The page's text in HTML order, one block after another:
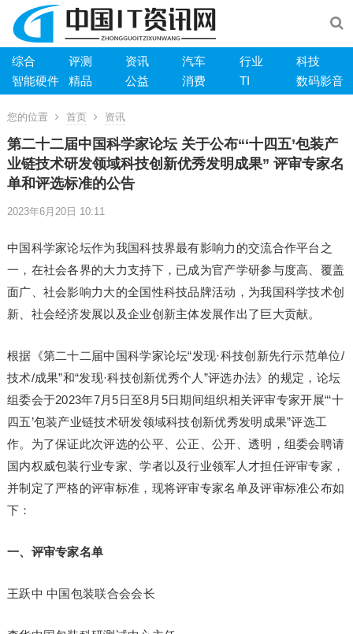
综合 评测 资讯 汽车 行业
科技
智能硬件
精品 公益 消费 TI 数码影音
您的位置 首页 资讯
第二十二届中国科学家论坛 关于公布“‘十四五’包装产
业链技术研发领域科技创新优秀发明成果” 评审专家名
单和评选标准的公告
2023年6月20日 10:11
中国科学家论坛作为我国科技界最有影响力的交流合作平台之
一，在社会各界的大力支持下，已成为官产学研参与度高、覆盖
面广、社会影响力大的全国性科技品牌活动，为我国科学技术创
新、社会经济发展以及企业创新主体发展作出了巨大贡献。
根据《第二十二届中国科学家论坛“发现·科技创新先行示范单位/
技术/成果”和“发现·科技创新优秀个人”评选办法》的规定，论坛
组委会于2023年7月5日至8月5日期间组织相关评审专家开展“‘十
四五’包装产业链技术研发领域科技创新优秀发明成果”评选工
作。为了保证此次评选的公平、公正、公开、透明，组委会聘请
国内权威包装行业专家、学者以及行业领军人才担任评审专家，
并制定了严格的评审标准，现将评审专家名单及评审标准公布如
下：
一、评审专家名单
王跃中 中国包装联合会会长